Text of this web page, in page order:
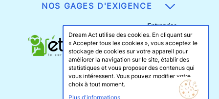
NOS GAGES D'EXIGENCE
Dream Act utilise des cookies. En cliquant sur
« Accepter tous les cookies », vous acceptez le
stockage de cookies sur votre appareil pour
améliorer la navigation sur le site, établir des
statistiques et vous proposer des contenus qui
vous intéressent. Vous pouvez modifier votre
choix à tout moment.
Plus d'informations